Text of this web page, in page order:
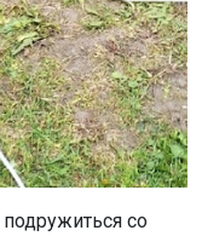
«мастеров» чуть
футболки,
не спалить. А
всё-таки найти
да, не варите
и искры